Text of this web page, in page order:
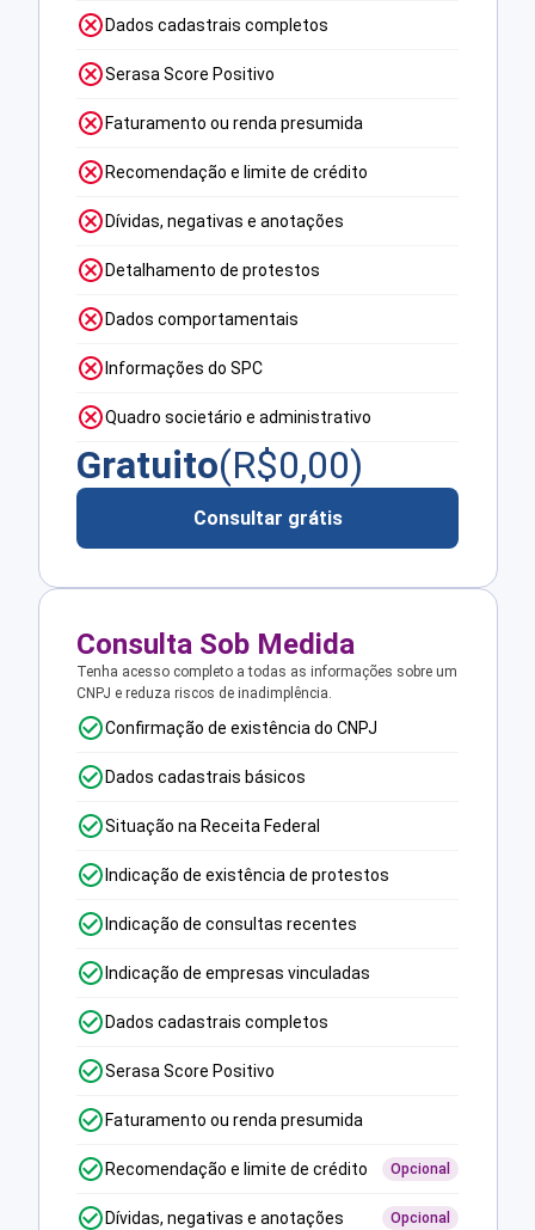
Dados cadastrais completos
Serasa Score Positivo
Faturamento ou renda presumida
Recomendação e limite de crédito
Dívidas, negativas e anotações
Detalhamento de protestos
Dados comportamentais
Informações do SPC
Quadro societário e administrativo
Gratuito(R$0,00)
Consultar grátis
Consulta Sob Medida
Tenha acesso completo a todas as informações sobre um
CNPJ e reduza riscos de inadimplência.
Confirmação de existência do CNPJ
Dados cadastrais básicos
Situação na Receita Federal
Indicação de existência de protestos
Indicação de consultas recentes
Indicação de empresas vinculadas
Dados cadastrais completos
Serasa Score Positivo
Faturamento ou renda presumida
Recomendação e limite de crédito Opcional
Dívidas, negativas e anotações Opcional